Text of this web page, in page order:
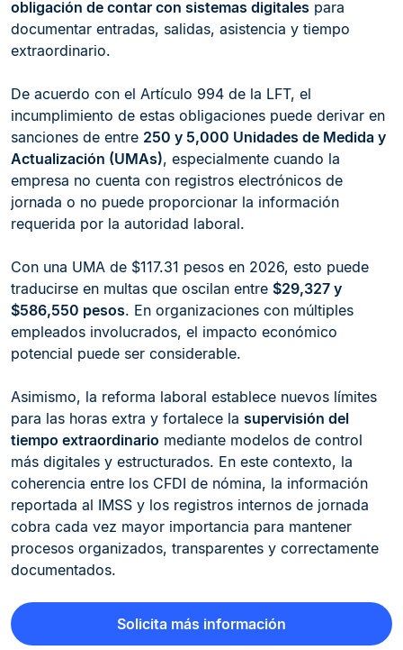
obligación de contar con sistemas digitales para
documentar entradas, salidas, asistencia y tiempo
extraordinario.
De acuerdo con el Artículo 994 de la LFT, el
incumplimiento de estas obligaciones puede derivar en
sanciones de entre 250 y 5,000 Unidades de Medida y
Actualización (UMAs), especialmente cuando la
empresa no cuenta con registros electrónicos de
jornada o no puede proporcionar la información
requerida por la autoridad laboral.
Con una UMA de $117.31 pesos en 2026, esto puede
traducirse en multas que oscilan entre $29,327 y
$586,550 pesos. En organizaciones con múltiples
empleados involucrados, el impacto económico
potencial puede ser considerable.
Asimismo, la reforma laboral establece nuevos límites
para las horas extra y fortalece la supervisión del
tiempo extraordinario mediante modelos de control
más digitales y estructurados. En este contexto, la
coherencia entre los CFDI de nómina, la información
reportada al IMSS y los registros internos de jornada
cobra cada vez mayor importancia para mantener
procesos organizados, transparentes y correctamente
documentados.
Solicita más información